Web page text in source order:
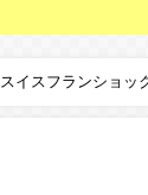
スイスフランショッ